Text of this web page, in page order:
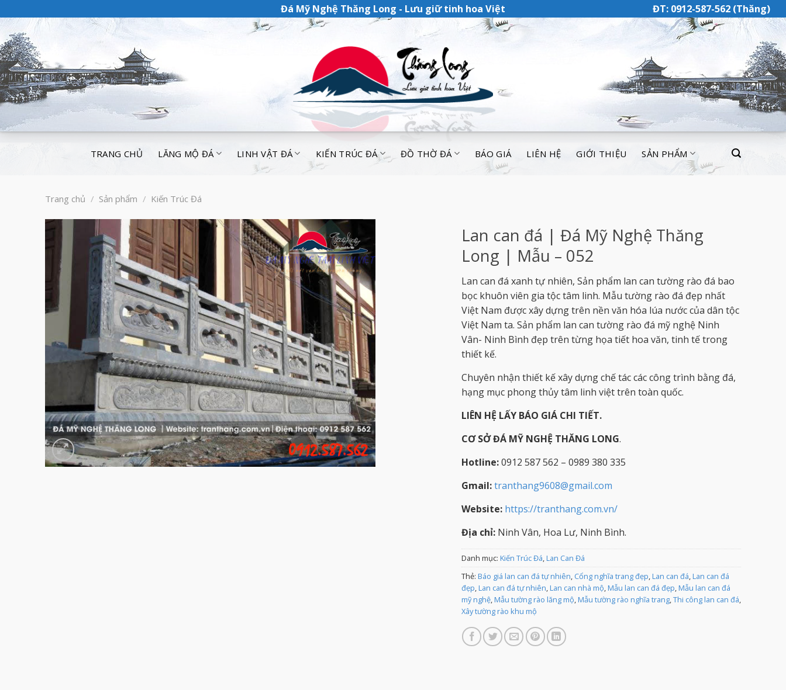
Đá Mỹ Nghệ Thăng Long - Lưu giữ tinh hoa Việt ĐT: 0912-587-562 (Thăng)
TRANG CHỦ LĂNG MỘ ĐÁ LINH VẬT ĐÁ KIẾN TRÚC ĐÁ ĐỒ THỜ ĐÁ BÁO GIÁ LIÊN HỆ GIỚI THIỆU SẢN PHẨM
Trang chủ / Sản phẩm / Kiến Trúc Đá
Lan can đá | Đá Mỹ Nghệ Thăng
Long | Mẫu – 052
Lan can đá xanh tự nhiên, Sản phẩm lan can tường rào đá bao
bọc khuôn viên gia tộc tâm linh. Mẫu tường rào đá đẹp nhất
Việt Nam được xây dựng trên nền văn hóa lúa nước của dân tộc
Việt Nam ta. Sản phẩm lan can tường rào đá mỹ nghệ Ninh
Vân- Ninh Bình đẹp trên từng họa tiết hoa văn, tinh tế trong
thiết kế.
Chuyên nhận thiết kế xây dựng chế tác các công trình bằng đá,
hạng mục phong thủy tâm linh việt trên toàn quốc.
LIÊN HỆ LẤY BÁO GIÁ CHI TIẾT.
CƠ SỞ ĐÁ MỸ NGHỆ THĂNG LONG.
Hotline:0912 587 562 – 0989 380 335
Gmail:tranthang9608@gmail.com
Website: https://tranthang.com.vn/
Địa chỉ:Ninh Vân, Hoa Lư, Ninh Bình.
Danh mục: Kiến Trúc Đá Lan Can Đá
Thẻ: Báo giá lan can đá tự nhiên Cổng nghĩa trang đẹp Lan can đá Lan can đá
đẹp Lan can đá tự nhiên Lan can nhà mộ Mẫu lan can đá đẹp Mẫu lan can đá
mỹ nghệ, Mẫu tường rào lăng mộ Mẫu tường rào nghĩa trang, Thi công lan can đá
Xây tường rào khu mộ